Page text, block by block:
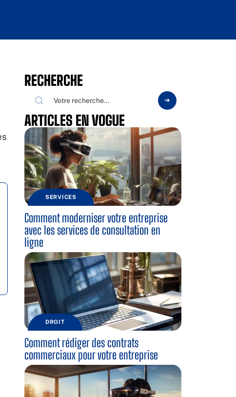
RECHERCHE
ARTICLES EN VOGUE
SERVICES
Comment moderniser votre entreprise
avec les services de consultation en
ligne
DROIT
Comment rédiger des contrats
commerciaux pour votre entreprise